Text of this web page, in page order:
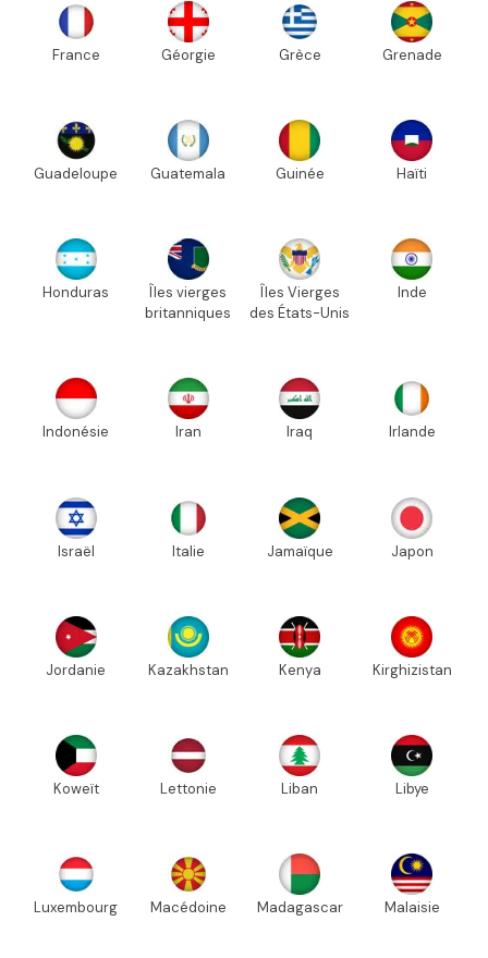
France Géorgie Grèce Grenade
Guadeloupe Guatemala Guinée Haïti
Honduras
Îles vierges
britanniques
Îles Vierges
des États-Unis
Inde
Indonésie Iran Iraq Irlande
Israël Italie Jamaïque Japon
Jordanie Kazakhstan Kenya Kirghizistan
Koweït Lettonie Liban Libye
Luxembourg Macédoine Madagascar Malaisie